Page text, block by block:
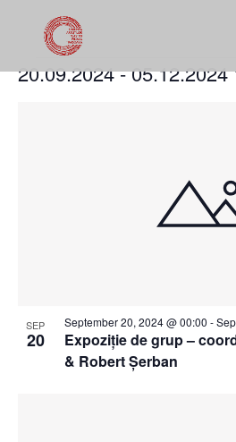
Events
20.09.2024 - 05.12.2024
SEP
20
Expoziție de grup –
& Robert Șerban
September 20, 2024 @ 00:00 -